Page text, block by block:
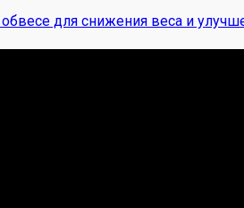
для снижения веса и